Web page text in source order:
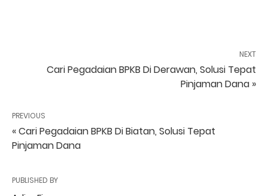
NEXT
Cari Pegadaian BPKB Di Derawan, Solusi Tepat
Pinjaman Dana »
PREVIOUS
« Cari Pegadaian BPKB Di Biatan, Solusi Tepat
Pinjaman Dana
PUBLISHED BY